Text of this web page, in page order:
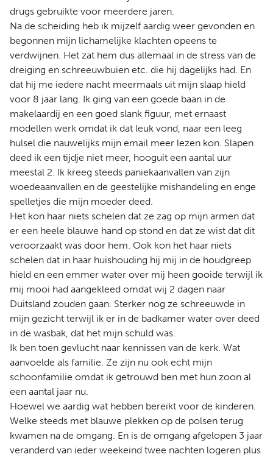
drugs gebruikte voor meerdere jaren.
Na de scheiding heb ik mijzelf aardig weer gevonden en
begonnen mijn lichamelijke klachten opeens te
verdwijnen. Het zat hem dus allemaal in de stress van de
dreiging en schreeuwbuien etc. die hij dagelijks had. En
dat hij me iedere nacht meermaals uit mijn slaap hield
voor 8 jaar lang. Ik ging van een goede baan in de
makelaardij en een goed slank figuur, met ernaast
modellen werk omdat ik dat leuk vond, naar een leeg
hulsel die nauwelijks mijn email meer lezen kon. Slapen
deed ik een tijdje niet meer, hooguit een aantal uur
meestal 2. Ik kreeg steeds paniekaanvallen van zijn
woedeaanvallen en de geestelijke mishandeling en enge
spelletjes die mijn moeder deed.
Het kon haar niets schelen dat ze zag op mijn armen dat
er een heele blauwe hand op stond en dat ze wist dat dit
veroorzaakt was door hem. Ook kon het haar niets
schelen dat in haar huishouding hij mij in de houdgreep
hield en een emmer water over mij heen gooide terwijl ik
mij mooi had aangekleed omdat wij 2 dagen naar
Duitsland zouden gaan. Sterker nog ze schreeuwde in
mijn gezicht terwijl ik er in de badkamer water over deed
in de wasbak, dat het mijn schuld was.
Ik ben toen gevlucht naar kennissen van de kerk. Wat
aanvoelde als familie. Ze zijn nu ook echt mijn
schoonfamilie omdat ik getrouwd ben met hun zoon al
een aantal jaar nu.
Hoewel we aardig wat hebben bereikt voor de kinderen.
Welke steeds met blauwe plekken op de polsen terug
kwamen na de omgang. En is de omgang afgelopen 3 jaar
veranderd van ieder weekeind twee nachten logeren plus